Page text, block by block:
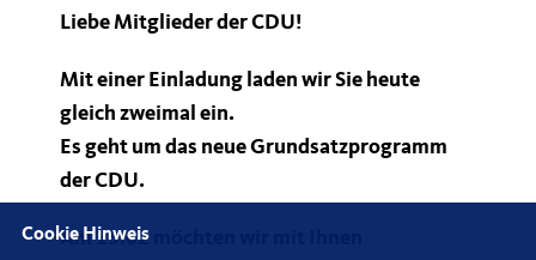
Liebe Mitglieder der CDU!
Mit einer Einladung laden wir Sie heute
gleich zweimal ein.
Es geht um das neue Grundsatzprogramm
der CDU.
Am 15.02 möchten wir mit Ihnen
Cookie Hinweis